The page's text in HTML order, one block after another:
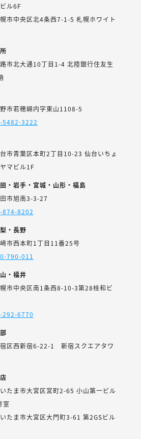
ル6F
市中央区北4条西7-1-5 札幌ホワイト
市北大通10丁目1-4 北陸銀行住友生
市若穂綿内字東山1108-5
5482-3222
市青葉区本町2丁目10-23 仙台いちょ
マビル1F
・岩手・宮城・山形・福島
市旭南3-3-27
874-8202
・長野
市西本町1丁目11番25号
790-011
・福井
市中央区南1条西8-10-3第28桂和ビ
292-6770
区西新宿6-22-1 新宿スクエアタワ
たま市大宮区宮町2-65 小山第一ビル
室
たま市大宮区大門町3-61 第2GSビル